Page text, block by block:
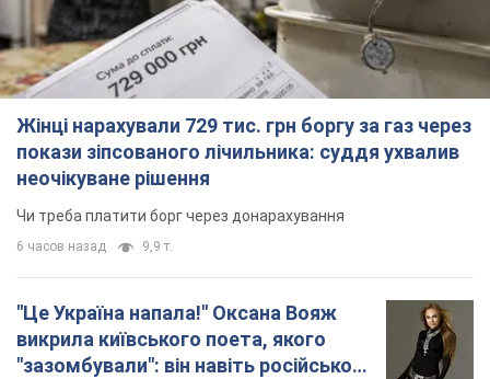
Жінці нарахували 729 тис. грн боргу за газ через
покази зіпсованого лічильника: суддя ухвалив
неочікуване рішення
Чи треба платити борг через донарахування
6 часов назад 9,9 т.
"Це Україна напала!" Оксана Вояж
викрила київського поета, якого
"зазомбували": він навіть російської